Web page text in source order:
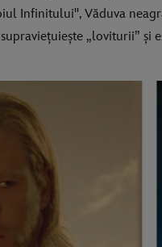
Infinitului", Văduva
„loviturii” și